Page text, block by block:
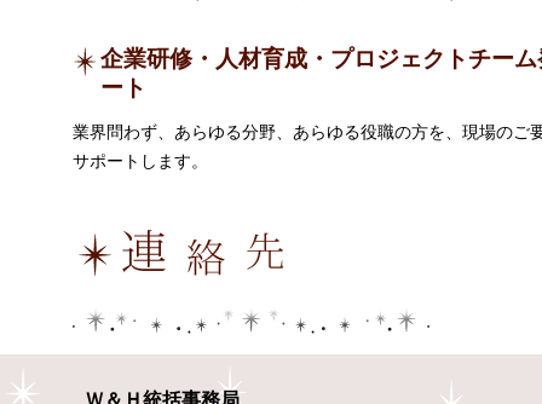
企業研修・人材育成・プロジェクトチー
ート
業界問わず、あらゆる分野、あらゆる役職の方を、現場のご
サポートします。
Ｗ＆Ｈ統括事務局